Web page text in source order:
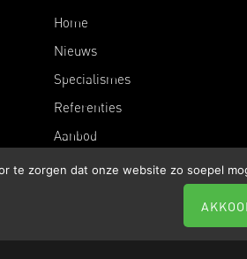
Home
Nieuws
Specialismes
Referenties
Aanbod
Over ons
te zorgen dat onze website zo soepel